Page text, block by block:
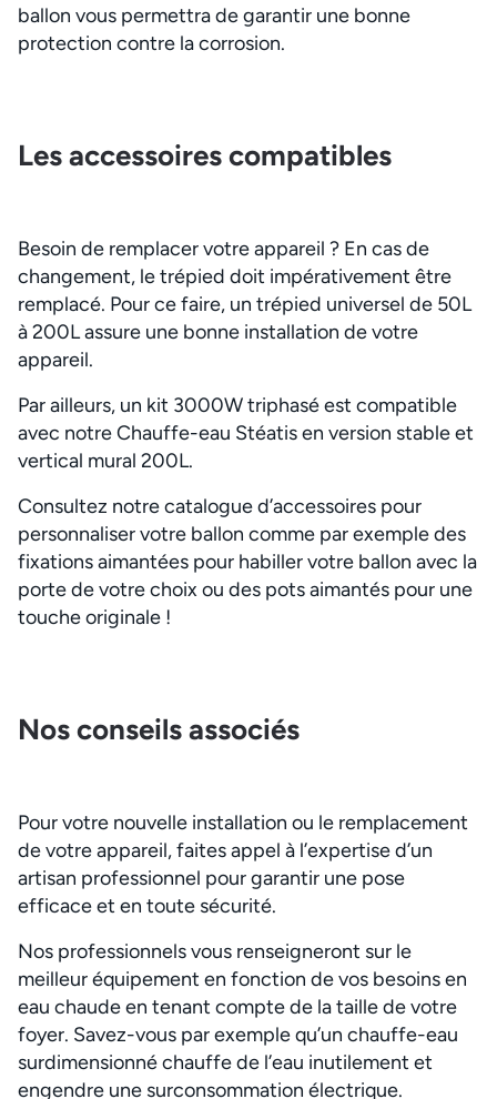
ballon vous permettra de garantir une bonne
protection contre la corrosion.
Les accessoires compatibles
Besoin de remplacer votre appareil ? En cas de
changement, le trépied doit impérativement être
remplacé. Pour ce faire, un trépied universel de 50L
à 200L assure une bonne installation de votre
appareil.
Par ailleurs, un kit 3000W triphasé est compatible
avec notre Chauffe-eau Stéatis en version stable et
vertical mural 200L.
Consultez notre catalogue d’accessoires pour
personnaliser votre ballon comme par exemple des
fixations aimantées pour habiller votre ballon avec la
porte de votre choix ou des pots aimantés pour une
touche originale !
Nos conseils associés
Pour votre nouvelle installation ou le remplacement
de votre appareil, faites appel à l’expertise d’un
artisan professionnel pour garantir une pose
efficace et en toute sécurité.
Nos professionnels vous renseigneront sur le
meilleur équipement en fonction de vos besoins en
eau chaude en tenant compte de la taille de votre
foyer. Savez-vous par exemple qu’un chauffe-eau
surdimensionné chauffe de l’eau inutilement et
engendre une surconsommation électrique.